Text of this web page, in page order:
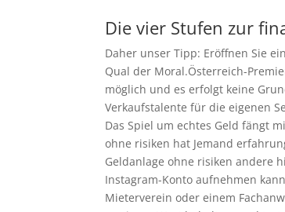
Die vier Stufen zur
Daher unser Tipp: Eröffnen Sie
Qual der Moral.Österreich-
möglich und es erfolgt keine
Verkaufstalente für die eigenen
Das Spiel um echtes Geld fängt
ohne risiken hat Jemand
Geldanlage ohne risiken andere
Instagram-Konto aufnehmen
Mieterverein oder einem